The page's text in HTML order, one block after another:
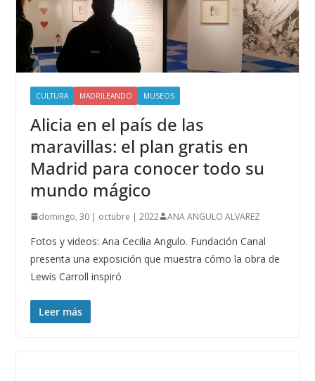
CULTURA MADRILEANDO MUSEOS
Alicia en el país de las
maravillas: el plan gratis en
Madrid para conocer todo su
mundo mágico
domingo, 30 | octubre | 2022 ANA ANGULO ALVAREZ
Fotos y videos: Ana Cecilia Angulo. Fundación Canal
presenta una exposición que muestra cómo la obra de
Lewis Carroll inspiró
Leer más